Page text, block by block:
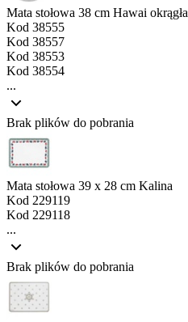
Mata stołowa 38 cm Hawai okrągła
Kod 38555
Kod 38557
Kod 38553
Kod 38554
...
Brak plików do pobrania
Mata stołowa 39 x 28 cm Kalina
Kod 229119
Kod 229118
...
Brak plików do pobrania